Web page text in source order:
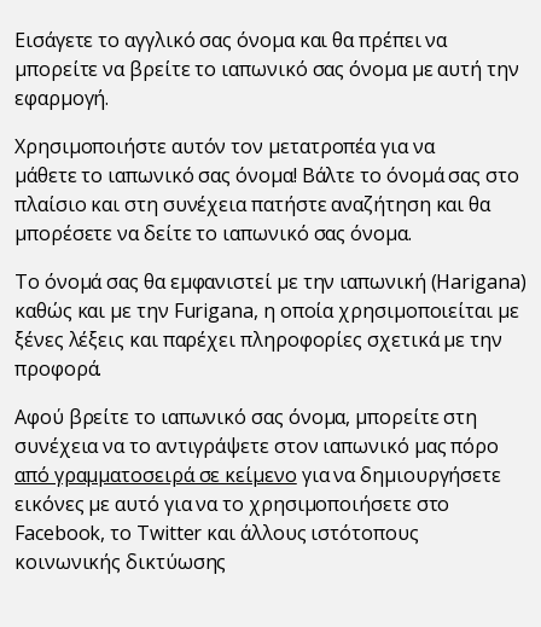
Εισάγετε το αγγλικό σας όνομα και θα πρέπει να
μπορείτε να βρείτε το ιαπωνικό σας όνομα με αυτή την
εφαρμογή.
Χρησιμοποιήστε αυτόν τον μετατροπέα για να
μάθετε το ιαπωνικό σας όνομα! Βάλτε το όνομά σας στο
πλαίσιο και στη συνέχεια πατήστε αναζήτηση και θα
μπορέσετε να δείτε το ιαπωνικό σας όνομα.
Το όνομά σας θα εμφανιστεί με την ιαπωνική (Harigana)
καθώς και με την Furigana, η οποία χρησιμοποιείται με
ξένες λέξεις και παρέχει πληροφορίες σχετικά με την
προφορά.
Αφού βρείτε το ιαπωνικό σας όνομα, μπορείτε στη
συνέχεια να το αντιγράψετε στον ιαπωνικό μας πόρο
από γραμματοσειρά σε κείμενο για να δημιουργήσετε
εικόνες με αυτό για να το χρησιμοποιήσετε στο
Facebook, το Twitter και άλλους ιστότοπους
κοινωνικής δικτύωσης